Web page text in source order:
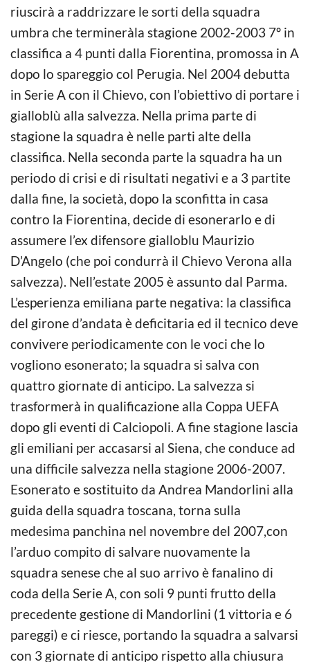
riuscirà a raddrizzare le sorti della squadra
umbra che termineràla stagione 2002-2003 7º in
classifica a 4 punti dalla Fiorentina, promossa in A
dopo lo spareggio col Perugia. Nel 2004 debutta
in Serie A con il Chievo, con l’obiettivo di portare i
gialloblù alla salvezza. Nella prima parte di
stagione la squadra è nelle parti alte della
classifica. Nella seconda parte la squadra ha un
periodo di crisi e di risultati negativi e a 3 partite
dalla fine, la società, dopo la sconfitta in casa
contro la Fiorentina, decide di esonerarlo e di
assumere l’ex difensore gialloblu Maurizio
D’Angelo (che poi condurrà il Chievo Verona alla
salvezza). Nell’estate 2005 è assunto dal Parma.
L’esperienza emiliana parte negativa: la classifica
del girone d’andata è deficitaria ed il tecnico deve
convivere periodicamente con le voci che lo
vogliono esonerato; la squadra si salva con
quattro giornate di anticipo. La salvezza si
trasformerà in qualificazione alla Coppa UEFA
dopo gli eventi di Calciopoli. A fine stagione lascia
gli emiliani per accasarsi al Siena, che conduce ad
una difficile salvezza nella stagione 2006-2007.
Esonerato e sostituito da Andrea Mandorlini alla
guida della squadra toscana, torna sulla
medesima panchina nel novembre del 2007,con
l’arduo compito di salvare nuovamente la
squadra senese che al suo arrivo è fanalino di
coda della Serie A, con soli 9 punti frutto della
precedente gestione di Mandorlini (1 vittoria e 6
pareggi) e ci riesce, portando la squadra a salvarsi
con 3 giornate di anticipo rispetto alla chiusura